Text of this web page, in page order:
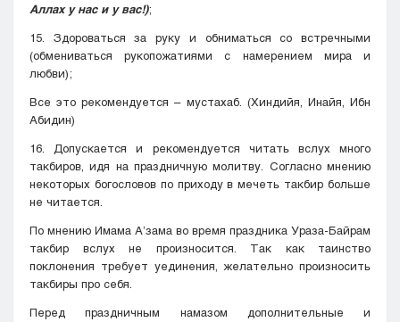
Аллах у нас и у вас!);
15. Здороваться за руку и обниматься со встречными
(обмениваться рукопожатиями с намерением мира и
любви);
Все это рекомендуется – мустахаб. (Хиндийя, Инайя, Ибн
Абидин)
16. Допускается и рекомендуется читать вслух много
такбиров, идя на праздничную молитву. Согласно мнению
некоторых богословов по приходу в мечеть такбир больше
не читается.
По мнению Имама А’зама во время праздника Ураза-Байрам
такбир вслух не произносится. Так как таинство
поклонения требует уединения, желательно произносить
такбиры про себя.
Перед праздничным намазом дополнительные и